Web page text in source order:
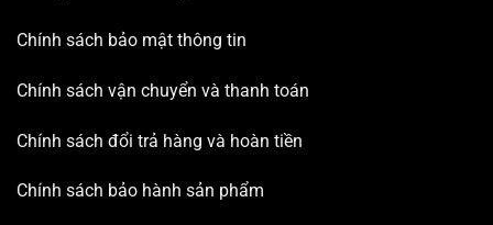
Chính sách bảo mật thông tin
Chính sách vận chuyển và thanh toán
Chính sách đổi trả hàng và hoàn tiền
Chính sách bảo hành sản phẩm